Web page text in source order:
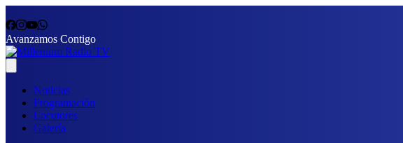
Avanzamos Contigo
Noticias
Programación
Locutores
Galería